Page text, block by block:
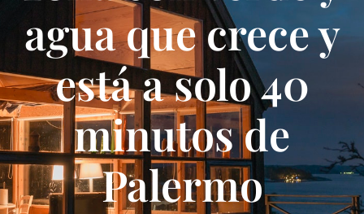
agua que crece y
está a solo 40
minutos de
Palermo